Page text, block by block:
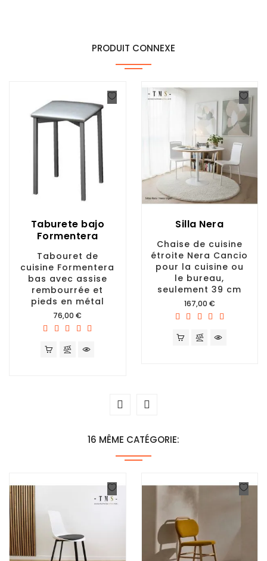
PRODUIT CONNEXE
Taburete bajo
Formentera
Tabouret de
cuisine Formentera
bas avec assise
rembourrée et
pieds en métal
Prix
76,00 €
Silla Nera
Chaise de cuisine
étroite Nera Cancio
pour la cuisine ou
le bureau,
seulement 39 cm
Prix
167,00 €
16 MÊME CATÉGORIE: